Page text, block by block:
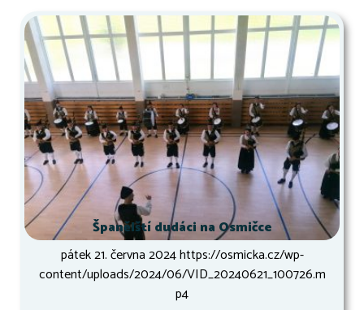
Španělští dudáci na Osmičce
pátek 21. června 2024 https://osmicka.cz/wp-
content/uploads/2024/06/VID_20240621_100726.m
p4